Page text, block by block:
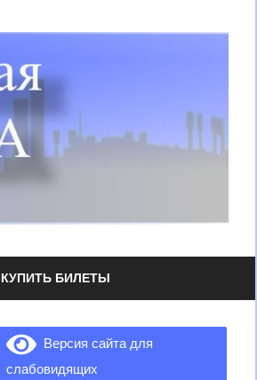
КУПИТЬ БИЛЕТЫ
Версия сайта для
слабовидящих